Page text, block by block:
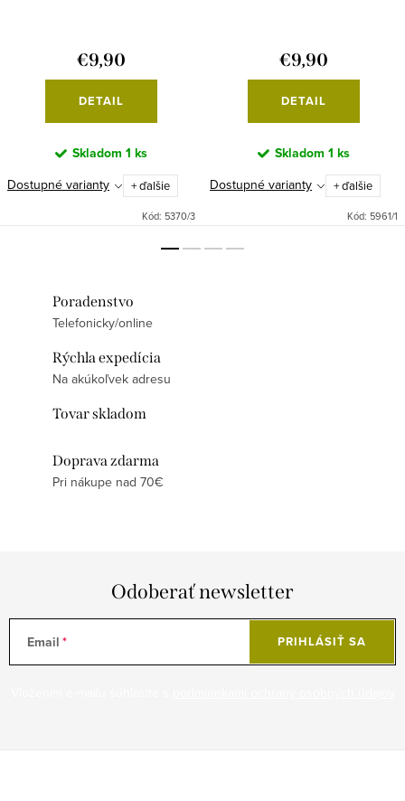
€9,90
DETAIL
Skladom 1 ks
Dostupné varianty
+ ďalšie
Kód: 5370/3
€9,90
DETAIL
Skladom 1 ks
Dostupné varianty
+ ďalšie
Kód: 5961/1
Poradenstvo
Telefonicky/online
Rýchla expedícia
Na akúkoľvek adresu
Tovar skladom
Doprava zdarma
Pri nákupe nad 70€
Odoberať newsletter
Email PRIHLÁSIŤ SA